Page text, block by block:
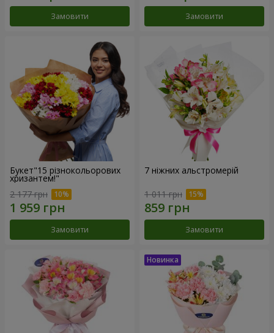
Замовити Замовити
Букет"15 різнокольорових
хризантем!"
2 177 грн
Замовити
7 ніжних альстромерій
1 011 грн
Замовити